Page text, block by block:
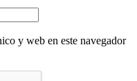
y web en este navegador